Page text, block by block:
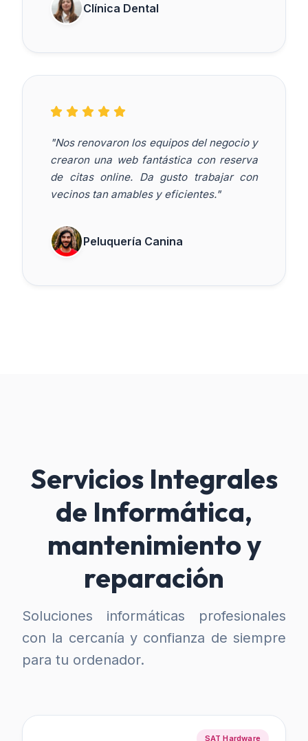
Clínica Dental
"Nos renovaron los equipos del negocio y
crearon una web fantástica con reserva
de citas online. Da gusto trabajar con
vecinos tan amables y eficientes."
Peluquería Canina
Servicios Integrales
de Informática,
mantenimiento y
reparación
Soluciones informáticas profesionales
con la cercanía y confianza de siempre
para tu ordenador.
SAT Hardware